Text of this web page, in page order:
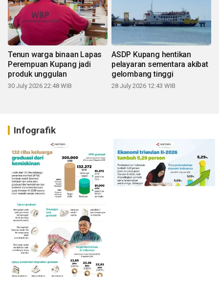
Tenun warga binaan Lapas
Perempuan Kupang jadi
produk unggulan
30 July 2026 22:48 WIB
ASDP Kupang hentikan
pelayaran sementara akibat
gelombang tinggi
28 July 2026 12:43 WIB
Infografik